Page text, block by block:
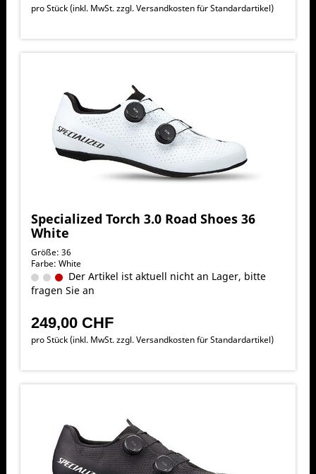
pro Stück (inkl. MwSt. zzgl.Versandkosten für Standardartikel)
Specialized Torch 3.0 Road Shoes 36
White
Größe: 36
Farbe: White
Der Artikel ist aktuell nicht an Lager, bitte
fragen Sie an
249,00 CHF
pro Stück (inkl. MwSt. zzgl.Versandkosten für Standardartikel)